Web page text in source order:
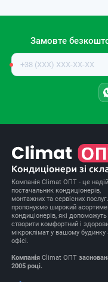
Замовте
Номер
телефону
Компанія Climat ОПТ - це
постачальник кондиціонерів,
монтажних та сервісних
пропонуємо широкий
кондиціонерів, які
створити комфортний і
мікроклімат у вашому будинку
офісі.
Компанія Climat ОПТ
2005 році.